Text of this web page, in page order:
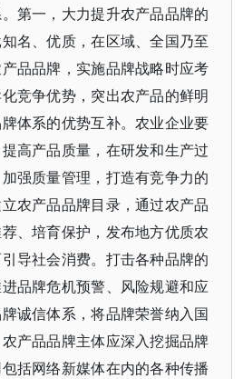
第一，大力提升农产品品牌的
名、优质，在区域、全国乃至
品品牌，实施品牌战略时应考
竞争优势，突出农产品的鲜明
体系的优势互补。农业企业要
高产品质量，在研发和生产过
强质量管理，打造有竞争力的
农产品品牌目录，通过农产品
、培育保护，发布地方优质农
导社会消费。打击各种品牌的
品牌危机预警、风险规避和应
诚信体系，将品牌荣誉纳入国
产品品牌主体应深入挖掘品牌
括网络新媒体在内的各种传播